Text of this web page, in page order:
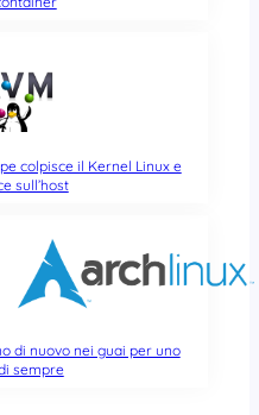
colpisce il Kernel Linux e
sull’host
di nuovo nei guai per uno
sempre